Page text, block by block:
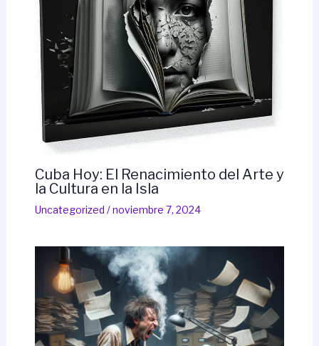
Cuba Hoy: El Renacimiento del Arte y
la Cultura en la Isla
Uncategorized /noviembre 7, 2024